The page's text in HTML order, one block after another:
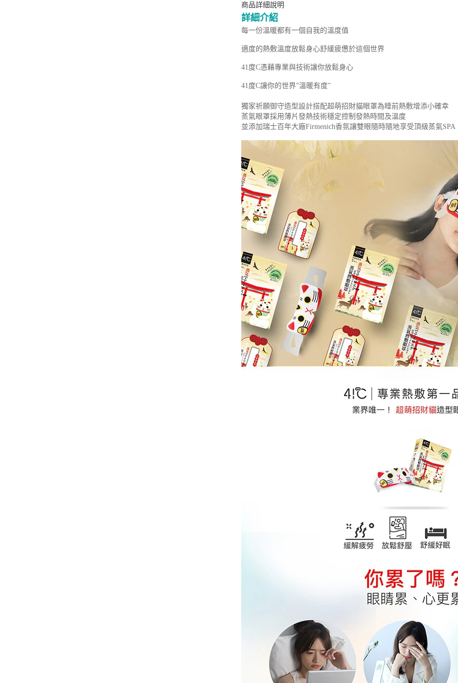
商品詳細說明
詳細介紹
每一份溫暖都有一個自我的溫度值
適度的熱敷溫度放鬆身心舒緩疲憊於這個世界
41度C憑藉專業與技術讓你放鬆身心
41度C讓你的世界”溫暖有度”
獨家祈願御守造型設計搭配超萌招財貓眼罩為睡前熱敷增添小確幸
蒸氣眼罩採用薄片發熱技術穩定控制發熱時間及溫度
並添加瑞士百年大廠Firmenich香氛讓雙眼隨時隨地享受頂級蒸氣SPA